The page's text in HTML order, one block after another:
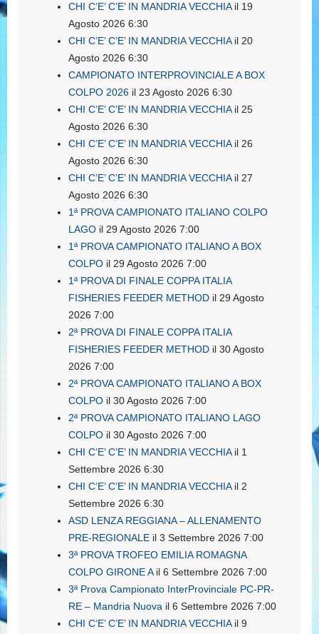
CHI C’E’ C’E’ IN MANDRIA VECCHIAil 19
Agosto 2026 6:30
CHI C’E’ C’E’ IN MANDRIA VECCHIAil 20
Agosto 2026 6:30
CAMPIONATO INTERPROVINCIALE A BOX
COLPO 2026 il 23 Agosto 2026 6:30
CHI C’E’ C’E’ IN MANDRIA VECCHIAil 25
Agosto 2026 6:30
CHI C’E’ C’E’ IN MANDRIA VECCHIAil 26
Agosto 2026 6:30
CHI C’E’ C’E’ IN MANDRIA VECCHIAil 27
Agosto 2026 6:30
1ª PROVA CAMPIONATO ITALIANO COLPO
LAGO il 29 Agosto 2026 7:00
1ª PROVA CAMPIONATO ITALIANO A BOX
COLPO il 29 Agosto 2026 7:00
1ª PROVA DI FINALE COPPA ITALIA
FISHERIES FEEDER METHOD il 29 Agosto
2026 7:00
2ª PROVA DI FINALE COPPA ITALIA
FISHERIES FEEDER METHOD il 30 Agosto
2026 7:00
2ª PROVA CAMPIONATO ITALIANO A BOX
COLPO il 30 Agosto 2026 7:00
2ª PROVA CAMPIONATO ITALIANO LAGO
COLPO il 30 Agosto 2026 7:00
CHI C’E’ C’E’ IN MANDRIA VECCHIAil 1
Settembre 2026 6:30
CHI C’E’ C’E’ IN MANDRIA VECCHIAil 2
Settembre 2026 6:30
ASD LENZA REGGIANA – ALLENAMENTO
PRE-REGIONALE il 3 Settembre 2026 7:00
3ª PROVA TROFEO EMILIA ROMAGNA
COLPO GIRONE Ail 6 Settembre 2026 7:00
3ª Prova Campionato InterProvinciale PC-PR-
RE – Mandria Nuova il 6 Settembre 2026 7:00
CHI C’E’ C’E’ IN MANDRIA VECCHIAil 9